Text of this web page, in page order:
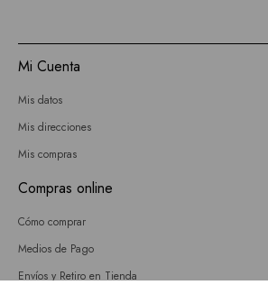
Mi Cuenta
Mis datos
Mis direcciones
Mis compras
Compras online
Cómo comprar
Medios de Pago
Envíos y Retiro en Tienda